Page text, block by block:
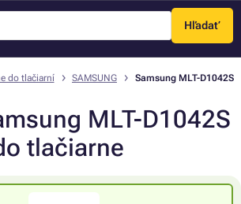
Hľadať
Menu
do tlačiarní SAMSUNG Samsung MLT-D1042S
MLT-D1042S
tlačiarne